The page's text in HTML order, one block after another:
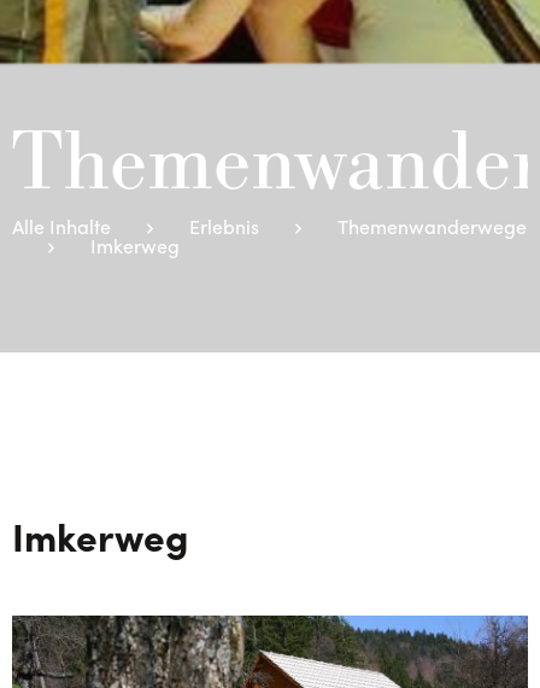
Alle Inhalte Erlebnis Themenwanderwege
Imkerweg
Imkerweg